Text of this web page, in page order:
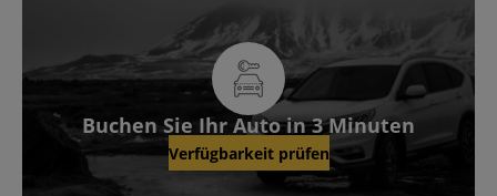
Buchen Sie Ihr Auto in 3 Minuten
Verfügbarkeit prüfen